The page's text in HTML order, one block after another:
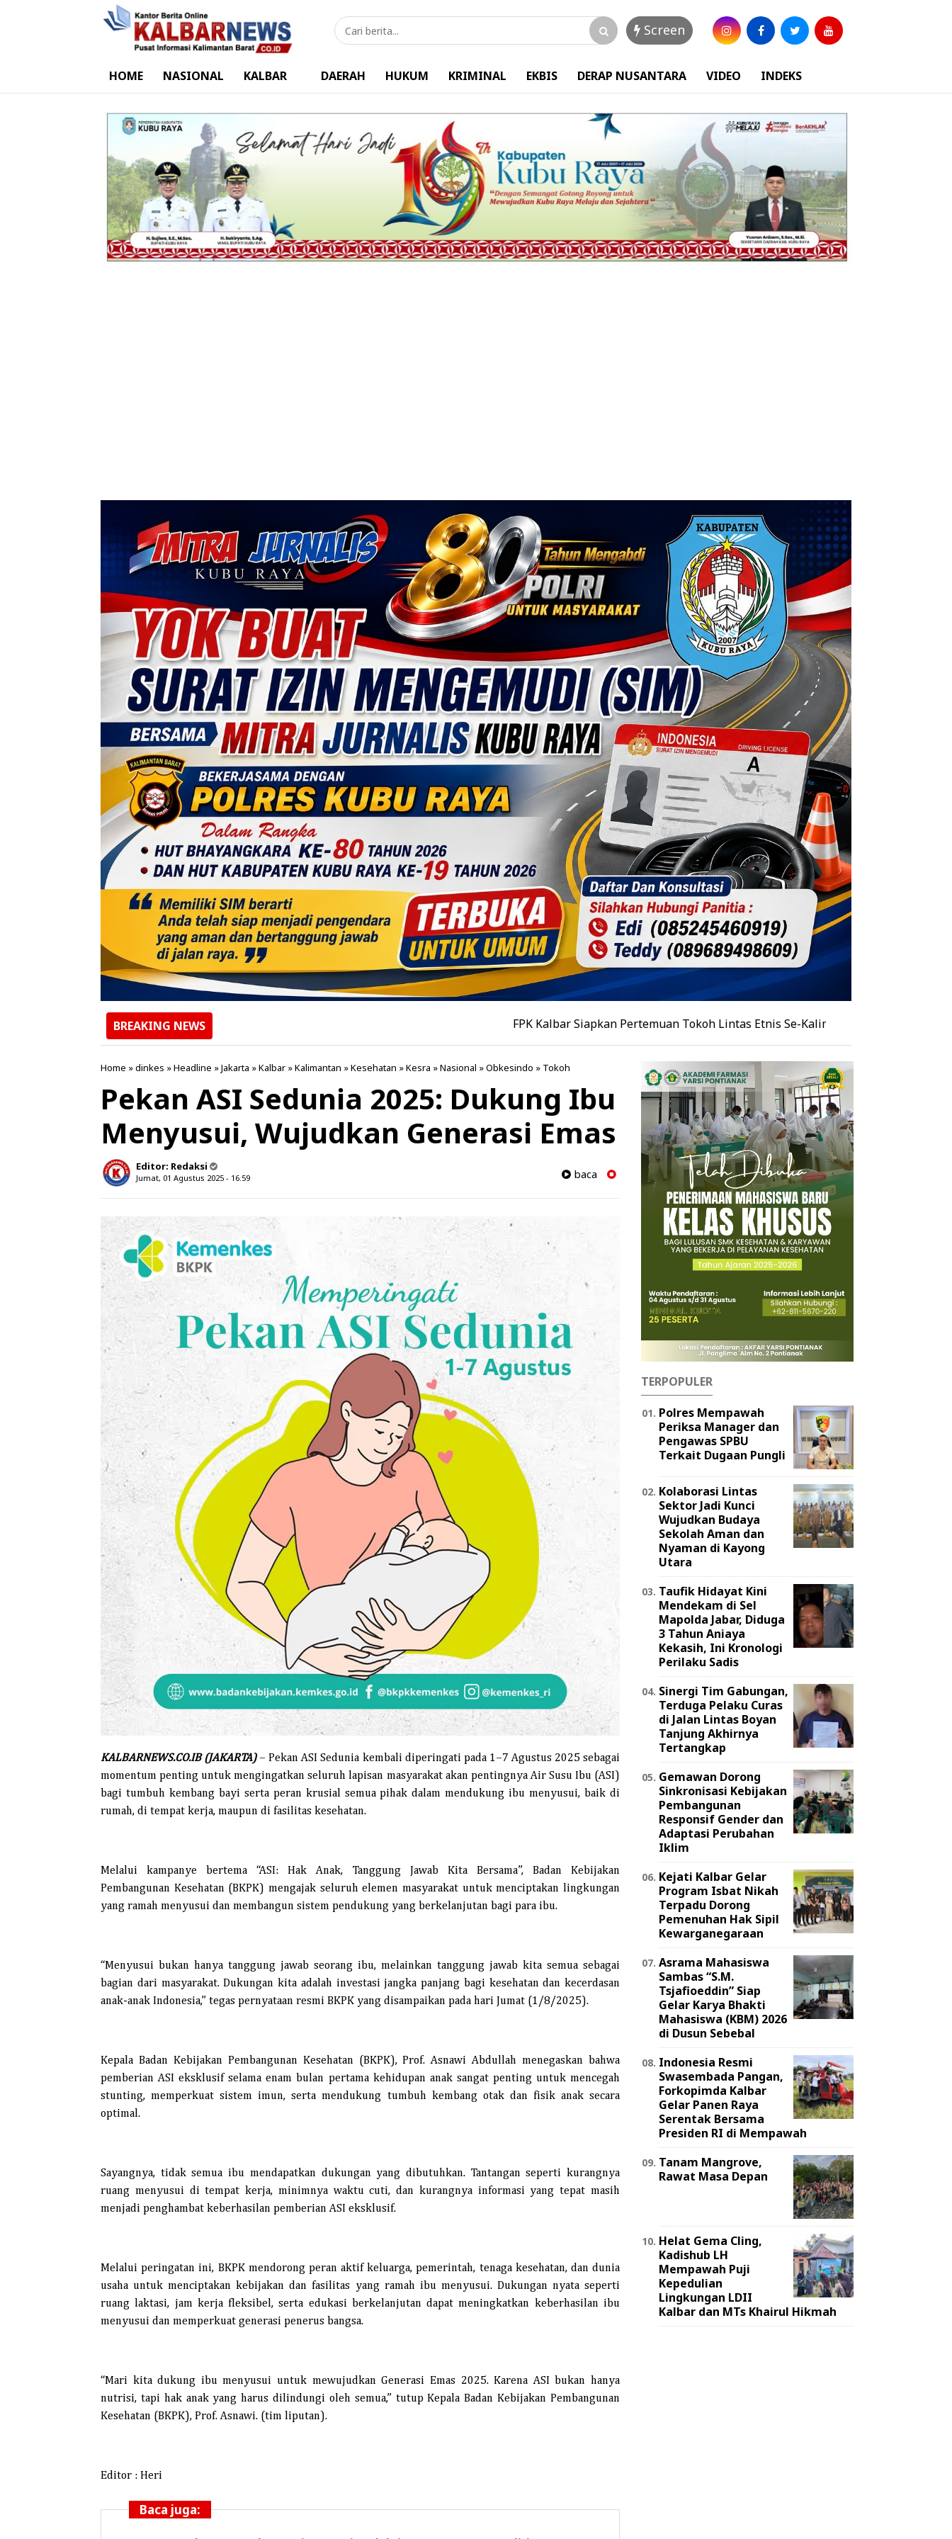
Screen
HOME NASIONAL KALBAR DAERAH HUKUM KRIMINAL EKBIS DERAP NUSANTARA VIDEO INDEKS
BREAKING NEWS FPK Kalbar Siapkan Pertemuan Tokoh Lintas Etnis Se-Kalimantan, Burhanudin Ahad
Home »dinkes »Headline »Jakarta »Kalbar »Kalimantan »Kesehatan »Kesra »Nasional »Obkesindo » Tokoh
Pekan ASI Sedunia 2025: Dukung Ibu
Menyusui, Wujudkan Generasi Emas
Editor: Redaksi
Jumat, 01 Agustus 2025 - 16.59 baca
KALBARNEWS.CO.IB (JAKARTA)– Pekan ASI Sedunia kembali diperingati pada 1–7 Agustus 2025 sebagai
momentum penting untuk mengingatkan seluruh lapisan masyarakat akan pentingnya Air Susu Ibu (ASI)
bagi tumbuh kembang bayi serta peran krusial semua pihak dalam mendukung ibu menyusui, baik di
rumah, di tempat kerja, maupun di fasilitas kesehatan.
Melalui kampanye bertema “ASI: Hak Anak, Tanggung Jawab Kita Bersama”, Badan Kebijakan
Pembangunan Kesehatan (BKPK) mengajak seluruh elemen masyarakat untuk menciptakan lingkungan
yang ramah menyusui dan membangun sistem pendukung yang berkelanjutan bagi para ibu.
“Menyusui bukan hanya tanggung jawab seorang ibu, melainkan tanggung jawab kita semua sebagai
bagian dari masyarakat. Dukungan kita adalah investasi jangka panjang bagi kesehatan dan kecerdasan
anak-anak Indonesia,” tegas pernyataan resmi BKPK yang disampaikan pada hari Jumat (1/8/2025).
Kepala Badan Kebijakan Pembangunan Kesehatan (BKPK), Prof. Asnawi Abdullah menegaskan bahwa
pemberian ASI eksklusif selama enam bulan pertama kehidupan anak sangat penting untuk mencegah
stunting, memperkuat sistem imun, serta mendukung tumbuh kembang otak dan fisik anak secara
optimal.
Sayangnya, tidak semua ibu mendapatkan dukungan yang dibutuhkan. Tantangan seperti kurangnya
ruang menyusui di tempat kerja, minimnya waktu cuti, dan kurangnya informasi yang tepat masih
menjadi penghambat keberhasilan pemberian ASI eksklusif.
Melalui peringatan ini, BKPK mendorong peran aktif keluarga, pemerintah, tenaga kesehatan, dan dunia
usaha untuk menciptakan kebijakan dan fasilitas yang ramah ibu menyusui. Dukungan nyata seperti
ruang laktasi, jam kerja fleksibel, serta edukasi berkelanjutan dapat meningkatkan keberhasilan ibu
menyusui dan memperkuat generasi penerus bangsa.
“Mari kita dukung ibu menyusui untuk mewujudkan Generasi Emas 2025. Karena ASI bukan hanya
nutrisi, tapi hak anak yang harus dilindungi oleh semua,” tutup Kepala Badan Kebijakan Pembangunan
Kesehatan (BKPK), Prof. Asnawi. (tim liputan).
Editor : Heri
Baca juga:
TERPOPULER
Polres Mempawah
Periksa Manager dan
Pengawas SPBU
Terkait Dugaan Pungli
Kolaborasi Lintas
Sektor Jadi Kunci
Wujudkan Budaya
Sekolah Aman dan
Nyaman di Kayong
Utara
Taufik Hidayat Kini
Mendekam di Sel
Mapolda Jabar, Diduga
3 Tahun Aniaya
Kekasih, Ini Kronologi
Perilaku Sadis
Sinergi Tim Gabungan,
Terduga Pelaku Curas
di Jalan Lintas Boyan
Tanjung Akhirnya
Tertangkap
Gemawan Dorong
Sinkronisasi Kebijakan
Pembangunan
Responsif Gender dan
Adaptasi Perubahan
Iklim
Kejati Kalbar Gelar
Program Isbat Nikah
Terpadu Dorong
Pemenuhan Hak Sipil
Kewarganegaraan
Asrama Mahasiswa
Sambas “S.M.
Tsjafioeddin” Siap
Gelar Karya Bhakti
Mahasiswa (KBM) 2026
di Dusun Sebebal
Indonesia Resmi
Swasembada Pangan,
Forkopimda Kalbar
Gelar Panen Raya
Serentak Bersama
Presiden RI di Mempawah
Tanam Mangrove,
Rawat Masa Depan
Helat Gema Cling,
Kadishub LH
Mempawah Puji
Kepedulian
Lingkungan LDII
Kalbar dan MTs Khairul Hikmah